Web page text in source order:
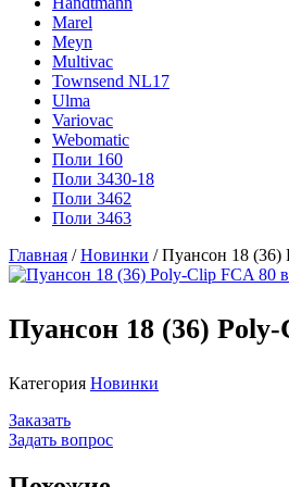
Marel
Meyn
Multivac
Townsend NL17
Ulma
Variovac
Webomatic
Поли 160
Поли 3430-18
Поли 3462
Поли 3463
Главная /Новинки / Пуансон 18 (36)
Пуансон 18 (36)
Категория Новинки
Заказать
Задать вопрос